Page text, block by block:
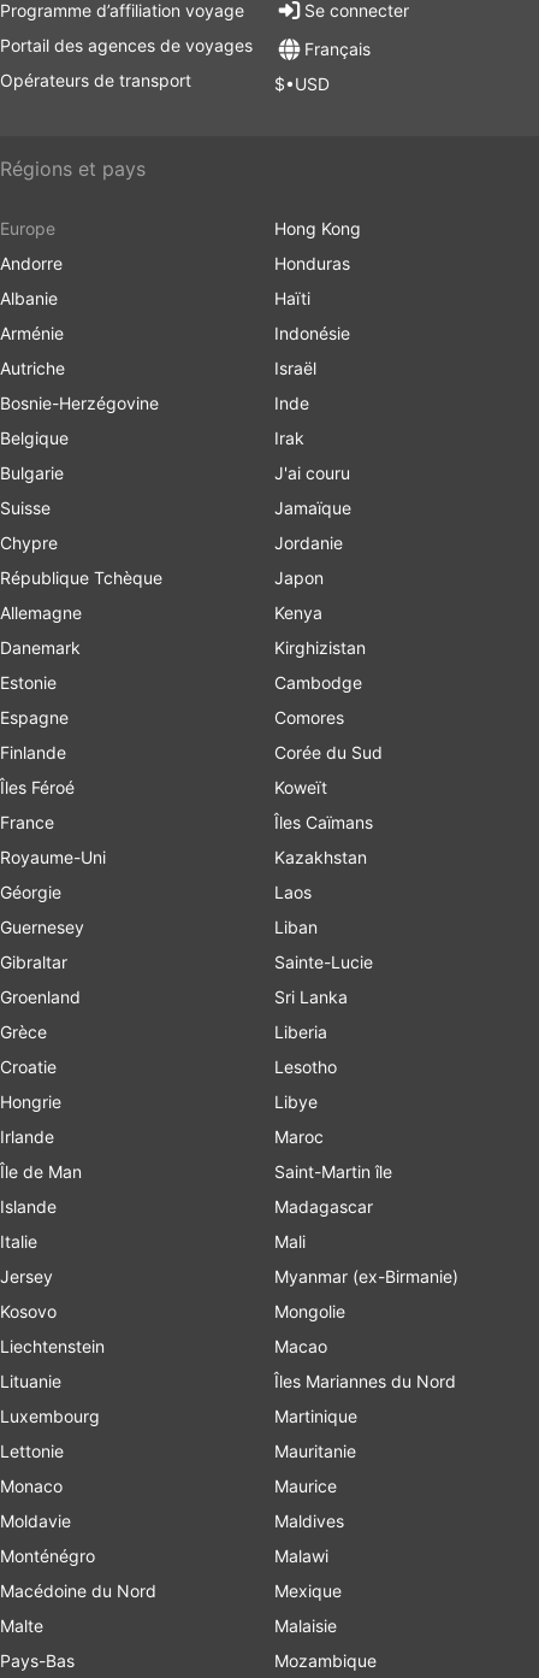
Programme d’affiliation voyage
Portail des agences de voyages
Opérateurs de transport
Se connecter
Français
$•USD
Régions et pays
Europe
Andorre
Albanie
Arménie
Autriche
Bosnie-Herzégovine
Belgique
Bulgarie
Suisse
Chypre
République Tchèque
Allemagne
Danemark
Estonie
Espagne
Finlande
Îles Féroé
France
Royaume-Uni
Géorgie
Guernesey
Gibraltar
Groenland
Grèce
Croatie
Hongrie
Irlande
Île de Man
Islande
Italie
Jersey
Kosovo
Liechtenstein
Lituanie
Luxembourg
Lettonie
Monaco
Moldavie
Monténégro
Macédoine du Nord
Malte
Pays-Bas
Hong Kong
Honduras
Haïti
Indonésie
Israël
Inde
Irak
J'ai couru
Jamaïque
Jordanie
Japon
Kenya
Kirghizistan
Cambodge
Comores
Corée du Sud
Koweït
Îles Caïmans
Kazakhstan
Laos
Liban
Sainte-Lucie
Sri Lanka
Liberia
Lesotho
Libye
Maroc
Saint-Martin île
Madagascar
Mali
Myanmar (ex-Birmanie)
Mongolie
Macao
Îles Mariannes du Nord
Martinique
Mauritanie
Maurice
Maldives
Malawi
Mexique
Malaisie
Mozambique